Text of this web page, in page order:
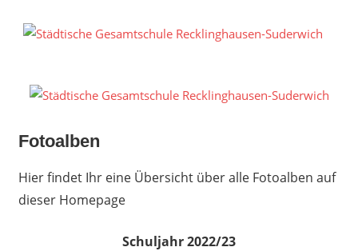
Inhalt
Fotoalben
Hier findet Ihr eine Übersicht über alle Fotoalben auf
dieser Homepage
Schuljahr 2022/23